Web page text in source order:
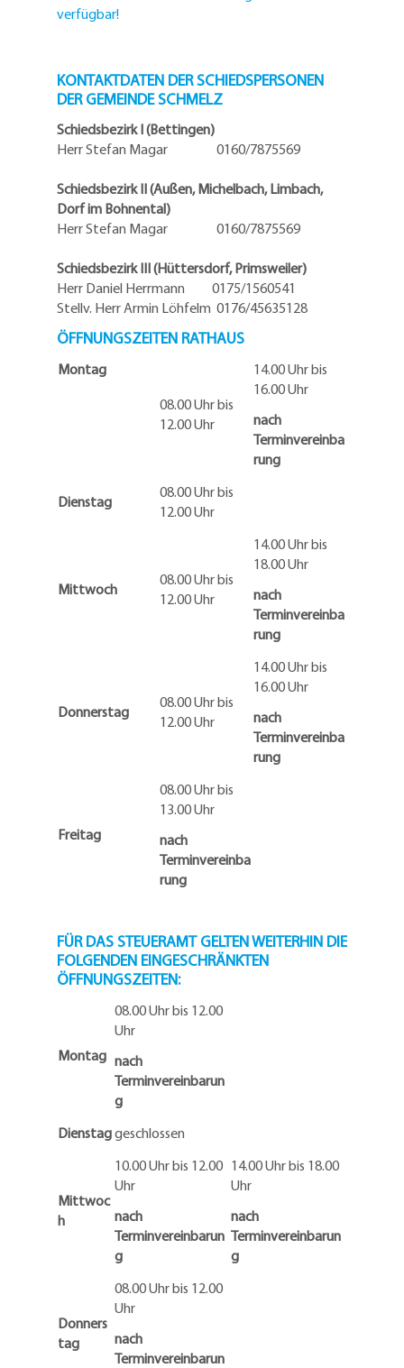
verfügbar!
KONTAKTDATEN DER SCHIEDSPERSONEN
DER GEMEINDE SCHMELZ
Schiedsbezirk I (Bettingen)
Herr Stefan Magar 0160/7875569
Schiedsbezirk II (Außen, Michelbach, Limbach,
Dorf im Bohnental)
Herr Stefan Magar 0160/7875569
Schiedsbezirk III (Hüttersdorf, Primsweiler)
Herr Daniel Herrmann 0175/1560541
Stellv. Herr Armin Löhfelm 0176/45635128
ÖFFNUNGSZEITEN RATHAUS
Montag
08.00 Uhr bis
12.00 Uhr
14.00 Uhr bis
16.00 Uhr
nach
Terminvereinba
rung
Dienstag
08.00 Uhr bis
12.00 Uhr
Mittwoch
08.00 Uhr bis
12.00 Uhr
14.00 Uhr bis
18.00 Uhr
nach
Terminvereinba
rung
Donnerstag
08.00 Uhr bis
12.00 Uhr
14.00 Uhr bis
16.00 Uhr
nach
Terminvereinba
rung
Freitag
08.00 Uhr bis
13.00 Uhr
nach
Terminvereinba
rung
FÜR DAS STEUERAMT GELTEN WEITERHIN DIE
FOLGENDEN EINGESCHRÄNKTEN
ÖFFNUNGSZEITEN:
Montag
08.00 Uhr bis 12.00
Uhr
nach
Terminvereinbarun
g
Dienstaggeschlossen
Mittwoc
h
10.00 Uhr bis 12.00
Uhr
nach
Terminvereinbarun
g
14.00 Uhr bis 18.00
Uhr
nach
Terminvereinbarun
g
Donners
tag
08.00 Uhr bis 12.00
Uhr
nach
Terminvereinbarun